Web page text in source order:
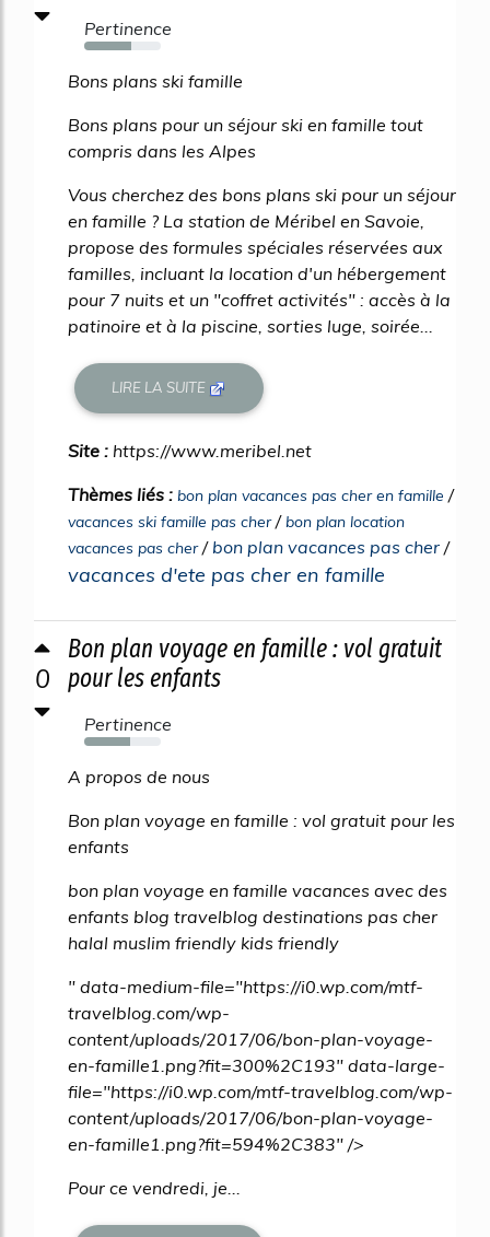
Pertinence
61%
Bons plans ski famille
Bons plans pour un séjour ski en famille tout
compris dans les Alpes
Vous cherchez des bons plans ski pour un séjour
en famille ? La station de Méribel en Savoie,
propose des formules spéciales réservées aux
familles, incluant la location d'un hébergement
pour 7 nuits et un "coffret activités" : accès à la
patinoire et à la piscine, sorties luge, soirée...
LIRE LA SUITE
Site : https://www.meribel.net
Thèmes liés : bon plan vacances pas cher en famille /
vacances ski famille pas cher/ bon plan location
vacances pas cher/ bon plan vacances pas cher /
vacances d'ete pas cher en famille
0
Bon plan voyage en famille : vol gratuit
pour les enfants
Pertinence
60%
A propos de nous
Bon plan voyage en famille : vol gratuit pour les
enfants
bon plan voyage en famille vacances avec des
enfants blog travelblog destinations pas cher
halal muslim friendly kids friendly
" data-medium-file="https://i0.wp.com/mtf-
travelblog.com/wp-
content/uploads/2017/06/bon-plan-voyage-
en-famille1.png?fit=300%2C193" data-large-
file="https://i0.wp.com/mtf-travelblog.com/wp-
content/uploads/2017/06/bon-plan-voyage-
en-famille1.png?fit=594%2C383" />
Pour ce vendredi, je...